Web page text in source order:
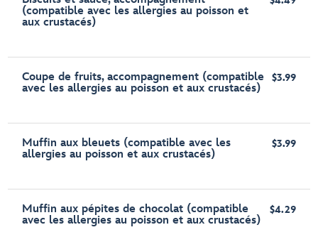
(compatible avec les allergies au poisson et
aux crustacés)
Coupe de fruits, accompagnement (compatible
avec les allergies au poisson et aux crustacés)
$3.99
Muffin aux bleuets (compatible avec les
allergies au poisson et aux crustacés)
$3.99
Muffin aux pépites de chocolat (compatible
avec les allergies au poisson et aux crustacés)
$4.29